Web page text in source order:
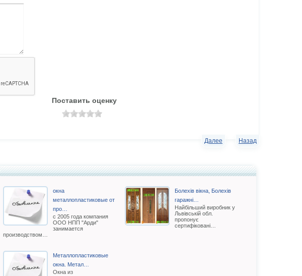
Поставить оценку
Назад
Далее
окна
металлопластиковые от
про…
с 2005 года компания
ООО НПП "Арди"
занимается
производством…
Болехів вікна, Болехів
гаражні…
Найбільший виробник у
Львівській обл.
пропонує
сертифіковані…
Металлопластиковые
окна. Метал…
Окна из